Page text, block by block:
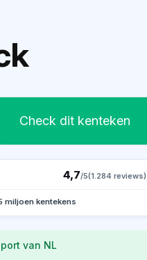
Check dit kenteken
4,7/5(1.284 reviews)
miljoen kentekens
van NL